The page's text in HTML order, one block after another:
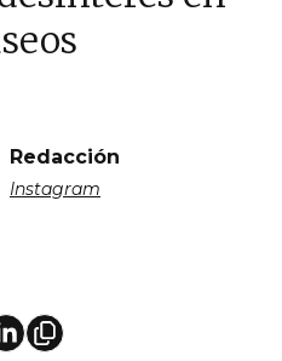
Redacción
Instagram